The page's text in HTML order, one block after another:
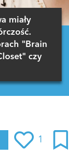
miały
"Brain
czy
1